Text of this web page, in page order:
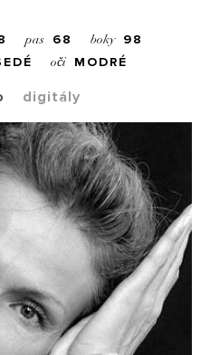
pas 68 boky 98
oči MODRÉ
digitály